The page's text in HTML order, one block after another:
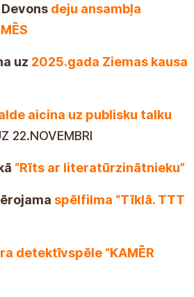
deju ansambļa
uz 2025.gada Ziemas kausa
aicina uz publisku talku
22.NOVEMBRI
“Rīts ar literatūrzinātnieku”
spēlfilma “Tīklā. TTT
detektīvspēle “KAMĒR